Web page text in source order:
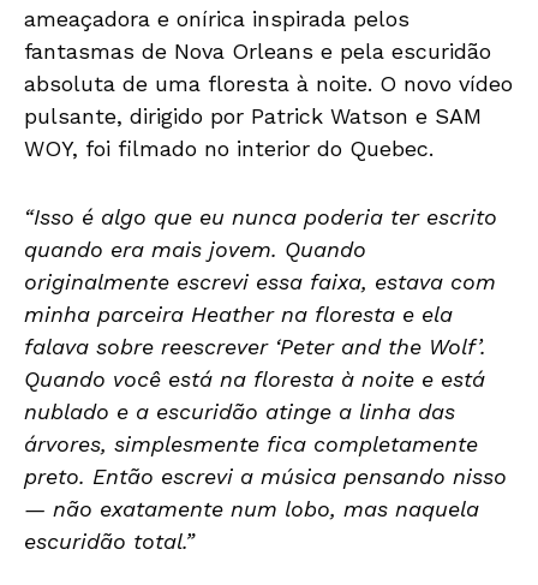
ameaçadora e onírica inspirada pelos
fantasmas de Nova Orleans e pela escuridão
absoluta de uma floresta à noite. O novo vídeo
pulsante, dirigido por Patrick Watson e SAM
WOY, foi filmado no interior do Quebec.
“Isso é algo que eu nunca poderia ter escrito
quando era mais jovem. Quando
originalmente escrevi essa faixa, estava com
minha parceira Heather na floresta e ela
falava sobre reescrever ‘Peter and the Wolf’.
Quando você está na floresta à noite e está
nublado e a escuridão atinge a linha das
árvores, simplesmente fica completamente
preto. Então escrevi a música pensando nisso
— não exatamente num lobo, mas naquela
escuridão total.”